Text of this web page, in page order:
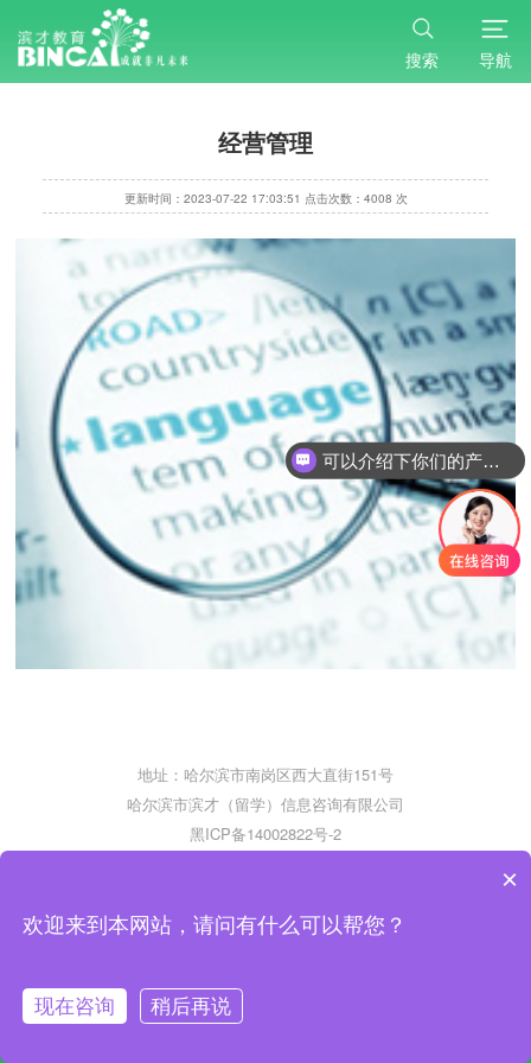
导航
搜索
经营管理
更新时间：2023-07-22 17:03:51 点击次数：4008 次
地址：哈尔滨市南岗区西大直街151号
哈尔滨市滨才（留学）信息咨询有限公司
黑ICP备14002822号-2
可以介绍下你们的产品么
×
欢迎来到本网站，请问有什么可以帮您？
现在咨询 稍后再说